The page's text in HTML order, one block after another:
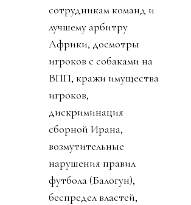
сотрудникам команд и
лучшему арбитру
Африки, досмотры
игроков с собаками на
ВПП, кражи имущества
игроков,
дискриминация
сборной Ирана,
возмутительные
нарушения правил
футбола (Балогун),
беспредел властей,